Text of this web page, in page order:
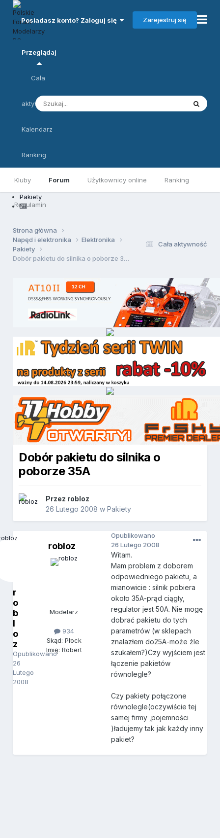
Posiadasz konto? Zaloguj się Zarejestruj się
Przeglądaj
Kluby Forum Użytkownicy online Ranking
Regulamin
Cała
aktywność
Kalendarz
Ranking
Pakiety
Cała aktywność
Strona główna
Napęd i elektronika
Elektronika
Pakiety
Dobór pakietu do silnika o poborze 35A
Dobór pakietu do silnika o
poborze 35A
Przez robloz
26 Lutego 2008 wPakiety
r
o
b
l
o
z
Opublikowano
26
Lutego
2008
robloz
Modelarz
934
Skąd: Płock
Imię: Robert
Opublikowano
26 Lutego 2008
Witam.
Mam problem z doborem
odpowiedniego pakietu, a
mianowicie : silnik pobiera
około 35A-prąd ciągły,
regulator jest 50A. Nie mogę
dobrać pakietu do tych
parametrów (w sklepach
znalazłem do25A-może żle
szukałem?)Czy wyjściem jest
łączenie pakietów
równolegle?
Czy pakiety połączone
równolegle(oczywiście tej
samej firmy ,pojemności
)ładujemy tak jak każdy inny
pakiet?